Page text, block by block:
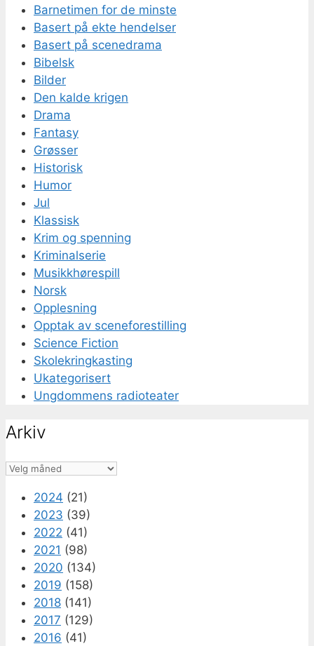
Barnetimen for de minste
Basert på ekte hendelser
Basert på scenedrama
Bibelsk
Bilder
Den kalde krigen
Drama
Fantasy
Grøsser
Historisk
Humor
Jul
Klassisk
Krim og spenning
Kriminalserie
Musikkhørespill
Norsk
Opplesning
Opptak av sceneforestilling
Science Fiction
Skolekringkasting
Ukategorisert
Ungdommens radioteater
Arkiv
Arkiv
2024 (21)
2023 (39)
2022 (41)
2021 (98)
2020 (134)
2019 (158)
2018 (141)
2017 (129)
2016 (41)